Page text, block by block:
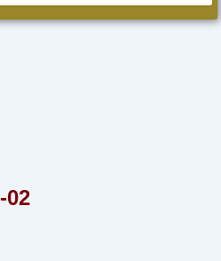
02